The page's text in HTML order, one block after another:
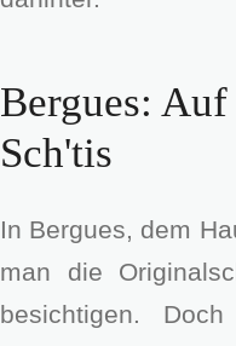
Bergues:
Sch'tis
In Bergues, dem
man die
besichtigen.